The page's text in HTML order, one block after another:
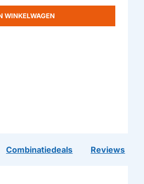
WINKELWAGEN
Combinatiedeals Reviews